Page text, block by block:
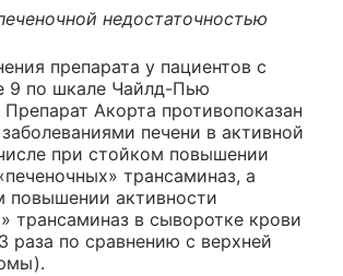
недостаточностью
препарата у пациентов с
9 по шкале Чайлд-Пью
Препарат Акорта противопоказан
печени в активной
при стойком повышении
трансаминаз, а
повышении активности
трансаминаз в сыворотке крови
раза по сравнению с верхней